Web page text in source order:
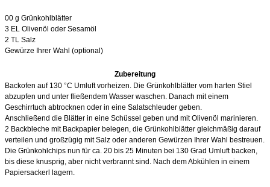
00 g Grünkohlblätter
3 EL Olivenöl oder Sesamöl
2 TL Salz
Gewürze Ihrer Wahl (optional)
Zubereitung
Backofen auf 130 °C Umluft vorheizen. Die Grünkohlblätter vom harten Stiel
abzupfen und unter fließendem Wasser waschen. Danach mit einem
Geschirrtuch abtrocknen oder in eine Salatschleuder geben.
Anschließend die Blätter in eine Schüssel geben und mit Olivenöl marinieren.
2 Backbleche mit Backpapier belegen, die Grünkohlblätter gleichmäßig darauf
verteilen und großzügig mit Salz oder anderen Gewürzen Ihrer Wahl bestreuen.
Die Grünkohlchips nun für ca. 20 bis 25 Minuten bei 130 Grad Umluft backen,
bis diese knusprig, aber nicht verbrannt sind. Nach dem Abkühlen in einem
Papiersackerl lagern.